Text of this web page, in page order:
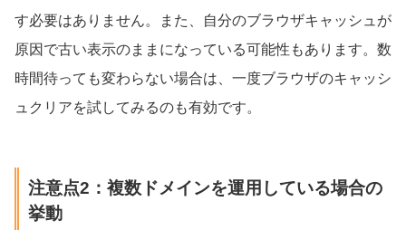
す必要はありません。また、自分のブラウザキャッシュが
原因で古い表示のままになっている可能性もあります。数
時間待っても変わらない場合は、一度ブラウザのキャッシ
ュクリアを試してみるのも有効です。
注意点2：複数ドメインを運用している場合の
挙動